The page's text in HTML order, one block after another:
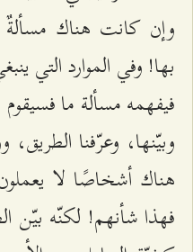
وإن كانت هناك مسألةٌ
بها! وفي الموارد التي
فيفهمه مسألة ما فسيقوم
وبيّنها، وعرّفنا
هناك أشخاصًا لا
فهذا شأنهم! لكنّه بيّن